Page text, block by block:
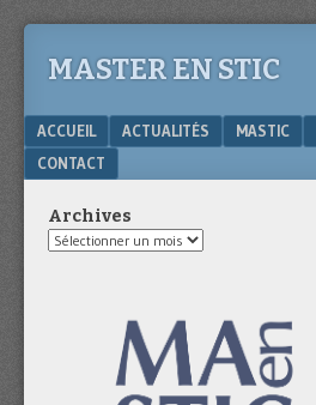
MASTER EN STIC
Menu
SKIP TO CONTENT
ACCUEIL ACTUALITÉS MASTIC
CONTACT
Archives
Archives